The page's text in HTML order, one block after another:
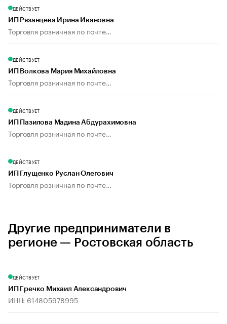
ДЕЙСТВУЕТ
ИП Рязанцева Ирина Ивановна
Торговля розничная по почте...
ДЕЙСТВУЕТ
ИП Волкова Мария Михайловна
Торговля розничная по почте...
ДЕЙСТВУЕТ
ИП Пазилова Мадина Абдурахимовна
Торговля розничная по почте...
ДЕЙСТВУЕТ
ИП Глущенко Руслан Олегович
Торговля розничная по почте...
Другие предприниматели в
регионе — Ростовская область
ДЕЙСТВУЕТ
ИП Гречко Михаил Александрович
ИНН: 614805978995